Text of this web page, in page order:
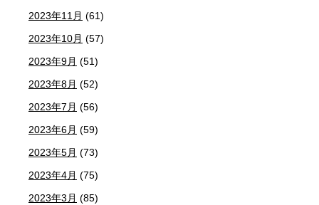
2023年11月 (61)
2023年10月 (57)
2023年9月 (51)
2023年8月 (52)
2023年7月 (56)
2023年6月 (59)
2023年5月 (73)
2023年4月 (75)
2023年3月 (85)